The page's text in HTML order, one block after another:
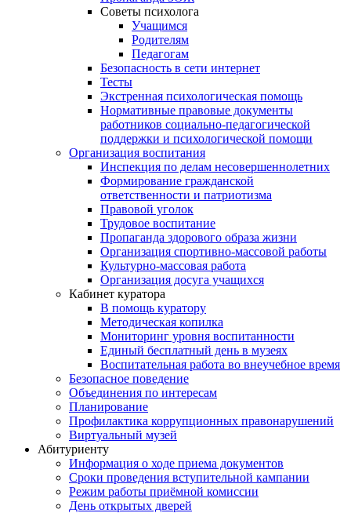
Советы психолога
Учащимся
Родителям
Педагогам
Безопасность в сети интернет
Тесты
Экстренная психологическая помощь
Нормативные правовые документы
работников социально-педагогической
поддержки и психологической помощи
Организация воспитания
Инспекция по делам несовершеннолетних
Формирование гражданской
ответственности и патриотизма
Правовой уголок
Трудовое воспитание
Пропаганда здорового образа жизни
Организация спортивно-массовой работы
Культурно-массовая работа
Организация досуга учащихся
Кабинет куратора
В помощь куратору
Методическая копилка
Мониторинг уровня воспитанности
Единый бесплатный день в музеях
Воспитательная работа во внеучебное время
Безопасное поведение
Объединения по интересам
Планирование
Профилактика коррупционных правонарушений
Виртуальный музей
Абитуриенту
Информация о ходе приема документов
Сроки проведения вступительной кампании
Режим работы приёмной комиссии
День открытых дверей